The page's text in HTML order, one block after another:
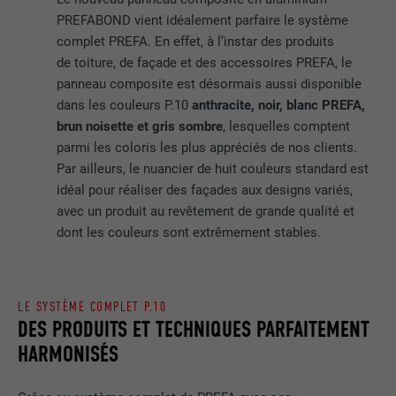
PREFABOND vient idéalement parfaire le système
complet PREFA. En effet, à l’instar des produits
de toiture, de façade et des accessoires PREFA, le
panneau composite est désormais aussi disponible
dans les couleurs P.10anthracite, noir, blanc PREFA,
brun noisette et gris sombre, lesquelles comptent
parmi les coloris les plus appréciés de nos clients.
Par ailleurs, le nuancier de huit couleurs standard est
idéal pour réaliser des façades aux designs variés,
avec un produit au revêtement de grande qualité et
dont les couleurs sont extrêmement stables.
DES PRODUITS ET TECHNIQUES PARFAITEMENT
HARMONISÉS
LE SYSTÈME COMPLET P.10